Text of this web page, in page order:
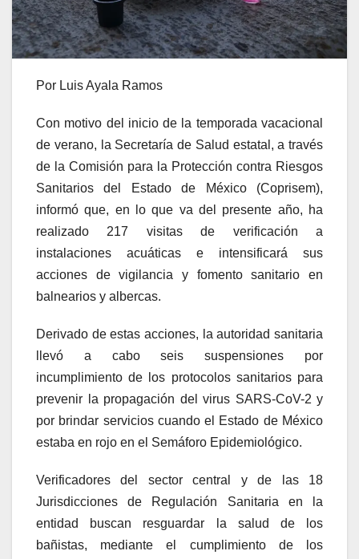
Por Luis Ayala Ramos
Con motivo del inicio de la temporada vacacional
de verano, la Secretaría de Salud estatal, a través
de la Comisión para la Protección contra Riesgos
Sanitarios del Estado de México (Coprisem),
informó que, en lo que va del presente año, ha
realizado 217 visitas de verificación a
instalaciones acuáticas e intensificará sus
acciones de vigilancia y fomento sanitario en
balnearios y albercas.
Derivado de estas acciones, la autoridad sanitaria
llevó a cabo seis suspensiones por
incumplimiento de los protocolos sanitarios para
prevenir la propagación del virus SARS-CoV-2 y
por brindar servicios cuando el Estado de México
estaba en rojo en el Semáforo Epidemiológico.
Verificadores del sector central y de las 18
Jurisdicciones de Regulación Sanitaria en la
entidad buscan resguardar la salud de los
bañistas, mediante el cumplimiento de los